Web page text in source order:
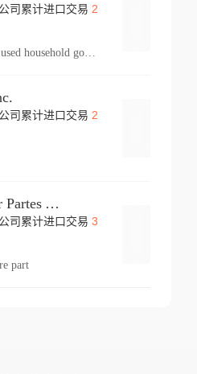
司累计进口交易 2
personal effect,used household goods
司累计进口交易 2
Dpm Draexlmaier Partes Automotrices Corr Ind Huejotzingo
司累计进口交易 3
part